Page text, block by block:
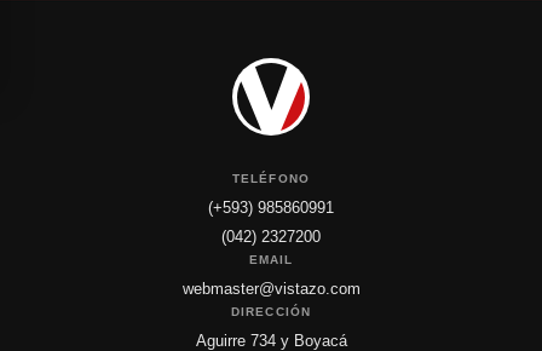
TELÉFONO
(+593) 985860991
(042) 2327200
EMAIL
webmaster@vistazo.com
DIRECCIÓN
Aguirre 734 y Boyacá